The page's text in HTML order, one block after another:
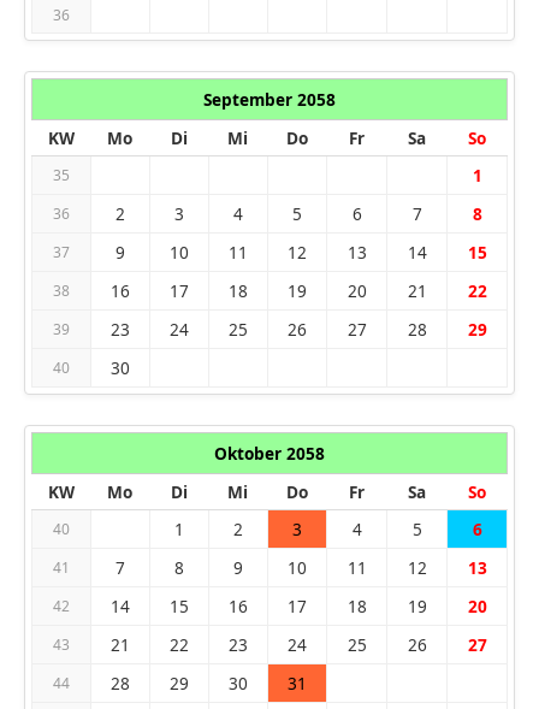
36
September 2058
KW
Mo Di Mi Do Fr Sa So
35 1
36 2 3 4 5 6 7 8
37 9 10 11 12 13 14 15
38 16 17 18 19 20 21 22
39 23 24 25 26 27 28 29
40 30
Oktober 2058
KW
Mo Di Mi Do Fr Sa So
40 1 2 3 4 5 6
41 7 8 9 10 11 12 13
42 14 15 16 17 18 19 20
43 21 22 23 24 25 26 27
44 28 29 30 31